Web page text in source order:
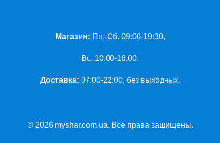
Магазин: Пн.-Сб. 09:00-19:30,
Вс. 10.00-16.00.
Доставка: 07:00-22:00, без выходных.
© 2026 myshar.com.ua. Все права защищены.